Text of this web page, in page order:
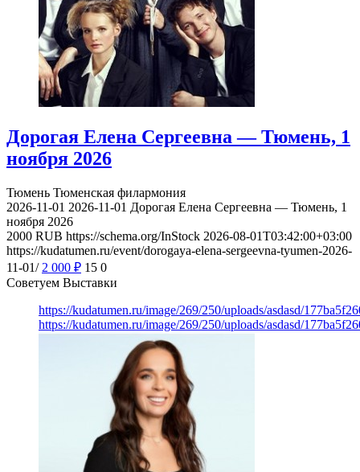
Дорогая Елена Сергеевна — Тюмень, 1
ноября 2026
Тюмень Тюменская филармония
2026-11-01 2026-11-01 Дорогая Елена Сергеевна — Тюмень, 1
ноября 2026
2000 RUB https://schema.org/InStock 2026-08-01T03:42:00+03:00
https://kudatumen.ru/event/dorogaya-elena-sergeevna-tyumen-2026-
11-01/ 2 000 ₽ 15 0
Советуем Выставки
https://kudatumen.ru/image/269/250/uploads/asdasd/
https://kudatumen.ru/image/269/250/uploads/asdasd/